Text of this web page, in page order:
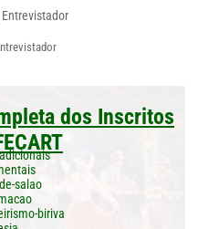
dos Inscritos